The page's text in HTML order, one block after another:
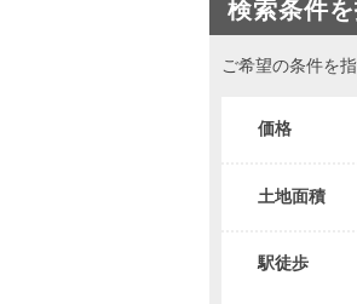
検索条件
ご希望の条件を
価格
土地面積
駅徒歩